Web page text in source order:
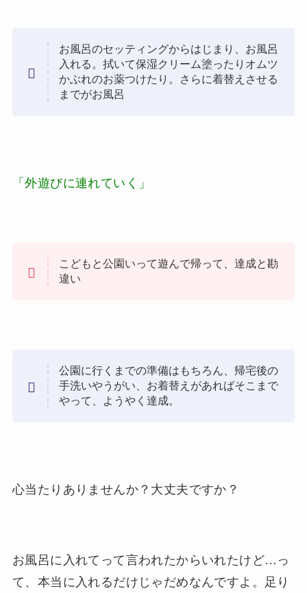
お風呂のセッティングからはじまり、お風呂
入れる。拭いて保湿クリーム塗ったりオムツ
かぶれのお薬つけたり。さらに着替えさせる
までがお風呂
「外遊びに連れていく」
こどもと公園いって遊んで帰って、達成と勘
違い
公園に行くまでの準備はもちろん、帰宅後の
手洗いやうがい、お着替えがあればそこまで
やって、ようやく達成。
心当たりありませんか？大丈夫ですか？
お風呂に入れてって言われたからいれたけど…っ
て、本当に入れるだけじゃだめなんですよ。
足り